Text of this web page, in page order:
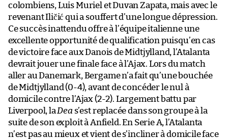
colombiens, Luis Muriel et Duvan Zapata, mais avec le
revenant Iličić qui a souffert d’une longue dépression.
Ce succès inattendu offre à l’équipe italienne une
excellente opportunité de qualification puisqu’en cas
de victoire face aux Danois de Midtjylland, l’Atalanta
devrait jouer une finale face à l’Ajax. Lors du match
aller au Danemark, Bergame n’a fait qu’une bouchée
de Midtjylland (0-4), avant de concéder le nul à
domicile contre l’Ajax (2-2). Largement battu par
Liverpool, la Dea s’est replacée dans son groupe à la
suite de son exploit à Anfield. En Serie A, l’Atalanta
n’est pas au mieux et vient de s’incliner à domicile face